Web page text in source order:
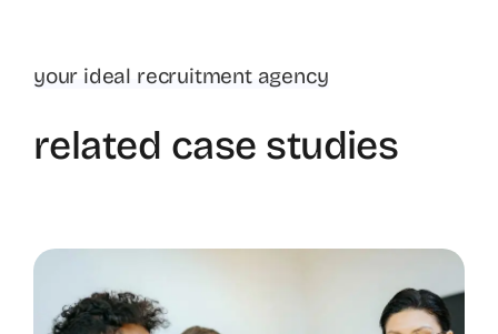
your ideal recruitment agency
related case studies